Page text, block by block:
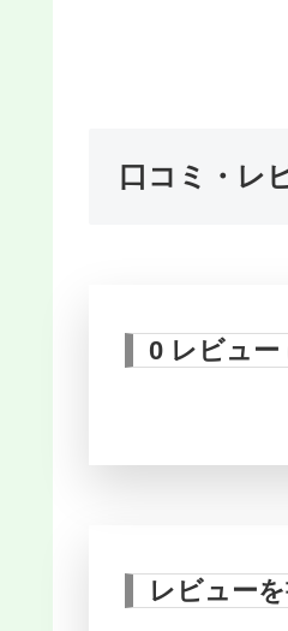
口コミ・レ
0 レビュー
レビューを